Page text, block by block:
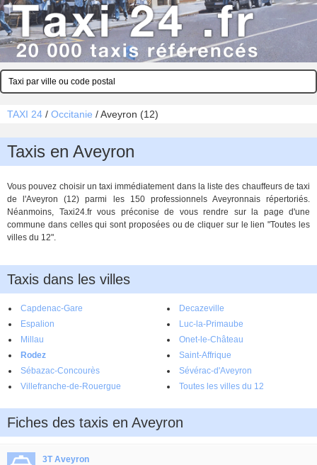
TAXI 24 / Occitanie /Aveyron (12)
Taxis en Aveyron
Vous pouvez choisir un taxi immédiatement dans la liste des chauffeurs de taxi
de l'Aveyron (12) parmi les 150 professionnels Aveyronnais répertoriés.
Néanmoins, Taxi24.fr vous préconise de vous rendre sur la page d'une
commune dans celles qui sont proposées ou de cliquer sur le lien "Toutes les
villes du 12".
Taxis dans les villes
Capdenac-Gare
Decazeville
Espalion
Luc-la-Primaube
Millau
Onet-le-Château
Rodez
Saint-Affrique
Sébazac-Concourès
Sévérac-d'Aveyron
Villefranche-de-Rouergue
Toutes les villes du 12
Fiches des taxis en Aveyron
3T Aveyron